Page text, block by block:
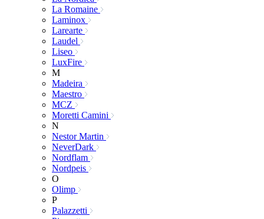
La Romaine
Laminox
Larearte
Laudel
Liseo
LuxFire
M
Madeira
Maestro
MCZ
Moretti Camini
N
Nestor Martin
NeverDark
Nordflam
Nordpeis
O
Olimp
P
Palazzetti